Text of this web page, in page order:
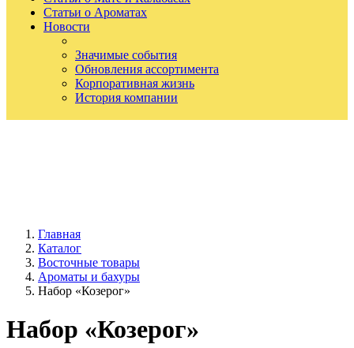
Статьи о Ароматах
Новости
Значимые события
Обновления ассортимента
Корпоративная жизнь
История компании
Главная
Каталог
Восточные товары
Ароматы и бахуры
Набор «Козерог»
Набор «Козерог»